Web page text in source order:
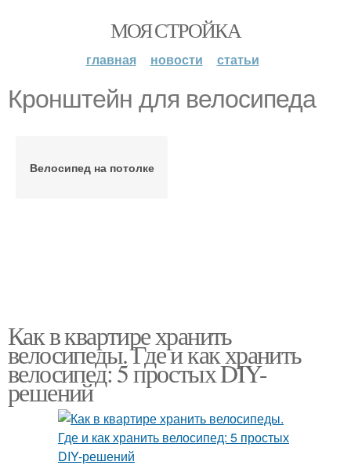
МОЯ СТРОЙКА
главная новости статьи
Кронштейн для велосипеда
Велосипед на потолке
Как в квартире хранить
велосипеды. Где и как хранить
велосипед: 5 простых DIY-
решений